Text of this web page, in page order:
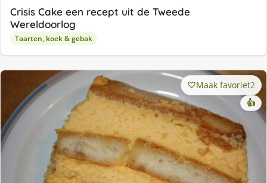
Crisis Cake een recept uit de Tweede
Wereldoorlog
Taarten, koek & gebak
Maak favoriet2
👍